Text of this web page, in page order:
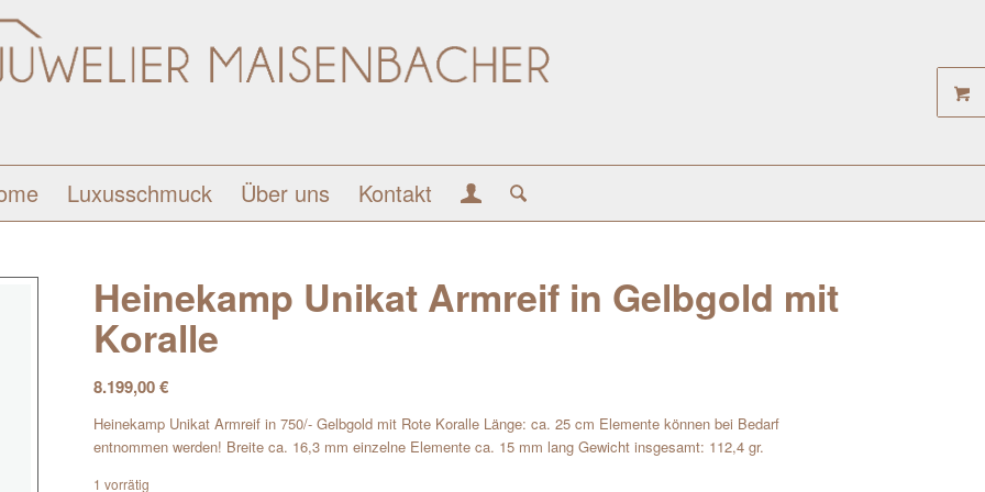
Luxusschmuck Über uns Kontakt
Heinekamp Unikat Armreif in Gelbgold mit
Koralle
8.199,00€
Heinekamp Unikat Armreif in 750/- Gelbgold mit Rote Koralle Länge: ca. 25 cm Elemente können bei Bedarf
entnommen werden! Breite ca. 16,3 mm einzelne Elemente ca. 15 mm lang Gewicht insgesamt: 112,4 gr.
1 vorrätig